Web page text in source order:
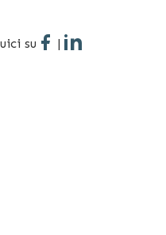
su |